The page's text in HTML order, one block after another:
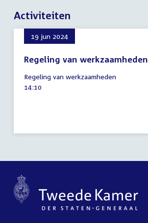
Activiteiten
19 jun 2024
Regeling van werkzaamheden
juni
2024
Regeling van werkzaamheden
Tijd
14:10